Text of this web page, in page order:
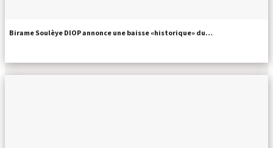
Birame Soulèye DIOP annonce une baisse «historique» du…